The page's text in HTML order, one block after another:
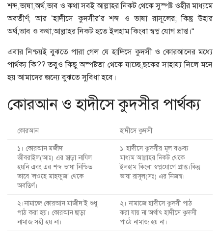
শব্দ,ভাষা,অর্থ,ভাব ও কথা সবই আল্লাহর নিকট থেকে সুস্পষ্ট ওহীর মাধ্যমে
অবতীর্ণ; আর ‘হাদীসে কুদসীর’র শব্দ ও ভাষা রাসূলের; কিন্তু উহার
অর্থ,ভাব ও কথা,আল্লাহর নিকট হতে ইলহাম কিংবা স্বপ্ন যোগ প্রাপ্ত।“
এবার নিশ্চয়ই বুঝতে পারা গেল যে হাদিসে কুদসী ও কোরআনের মধ্যে
পার্থক্য কি?? তবুও কিছু অস্পষ্টতা থেকে যাচ্ছে,ছকের সাহায্য নিলে মনে
হয় আমাদের জন্যে বুঝতে সুবিধা হবে।
কোরআন ও হাদীসে কুদসীর পার্থক্য
কোরআন
হাদীসে কুদসী
১। কোরআন মজীদ
জীবরাইল(আঃ) এর ছাড়া নাযিল
হয়নি এবং এর শব্দ ভাষা নিশ্চিত
ভাবে ‘লওহে মাহফুজ’ থেকে
অবতির্ণ।
১।হাদীসে কুদসীর মূল বক্তব্য
মাধ্যম আল্লাহর নিকট থেকে
ইলহাম কিংবা স্বপ্নযোগে প্রাপ্ত।কিন্তু
ভাষা রাসূল(সঃ) এর নিজস্ব।
২।নামাজে কোরআন মাজীদ’ই শুধু
পাঠ করা হয়। কোরআন ছাড়া
নামাজ সহী হয় না।
২। নামাজে হাদীসে কুদসী পাঠ
করা যায় না অর্থাৎ হাদীসে কুদসী
পাঠে নামাজ হয় না।